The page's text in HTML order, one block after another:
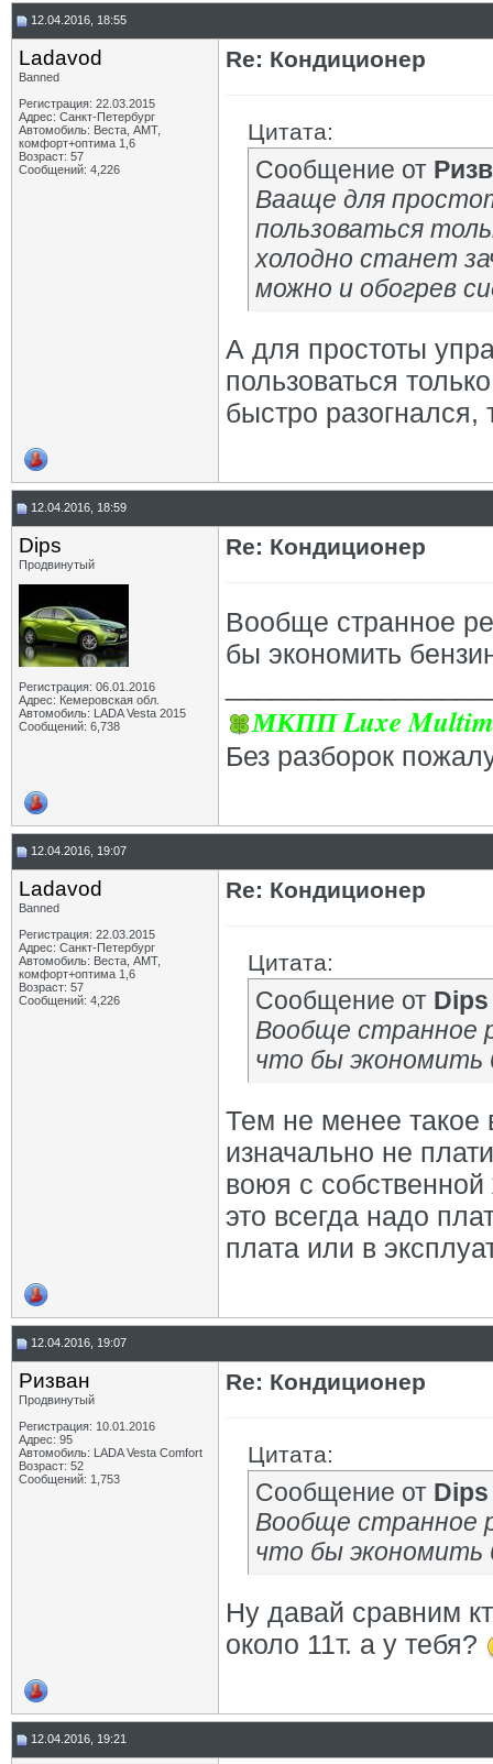
12.04.2016, 18:55
Ladavod
Banned
Регистрация: 22.03.2015
Адрес: Санкт-Петербург
Автомобиль: Веста, АМТ,
комфорт+оптима 1,6
Возраст: 57
Сообщений: 4,226
Re: Кондиционер
Цитата:
Сообщение от
Вааще для
пользоваться
холодно станет
можно и обогрев
А для простоты
пользоваться
быстро
12.04.2016, 18:59
Dips
Продвинутый
Регистрация: 06.01.2016
Адрес: Кемеровская обл.
Автомобиль: LADA Vesta 2015
Сообщений: 6,738
Re: Кондиционер
Вообще странное
бы экономить
МКПП Luxe
Без разборок
12.04.2016, 19:07
Ladavod
Banned
Регистрация: 22.03.2015
Адрес: Санкт-Петербург
Автомобиль: Веста, АМТ,
комфорт+оптима 1,6
Возраст: 57
Сообщений: 4,226
Re: Кондиционер
Цитата:
Сообщение от Dips
Вообще странное
что бы экономить
Тем не менее такое
изначально не
воюя с
это всегда надо
плата или в
12.04.2016, 19:07
Ризван
Продвинутый
Регистрация: 10.01.2016
Адрес: 95
Автомобиль: LADA Vesta Сomfort
Возраст: 52
Сообщений: 1,753
Re: Кондиционер
Цитата:
Сообщение от Dips
Вообще странное
что бы экономить
Ну давай сравним
около 11т. а у тебя?
12.04.2016, 19:21